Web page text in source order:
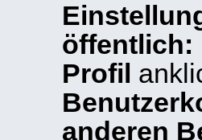
öffentlich:
Profil
anderen